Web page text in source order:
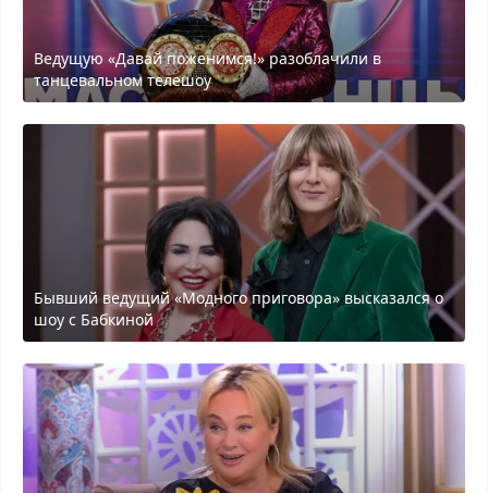
Ведущую «Давай поженимся!» разоблачили в
танцевальном телешоу
Бывший ведущий «Модного приговора» высказался о
шоу с Бабкиной